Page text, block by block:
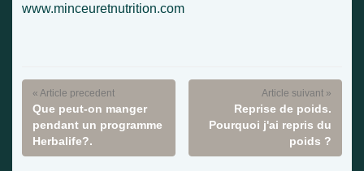
www.minceuretnutrition.com
« Article precedent
Que peut-on manger
pendant un programme
Herbalife?.
Article suivant »
Reprise de poids.
Pourquoi j'ai repris du
poids ?